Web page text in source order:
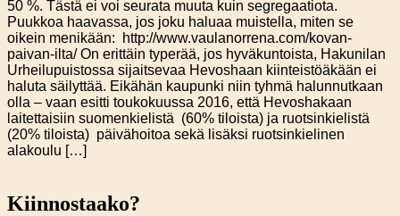
50 %. Tästä ei voi seurata muuta kuin segregaatiota.
Puukkoa haavassa, jos joku haluaa muistella, miten se
oikein menikään: http://www.vaulanorrena.com/kovan-
paivan-ilta/ On erittäin typerää, jos hyväkuntoista, Hakunilan
Urheilupuistossa sijaitsevaa Hevoshaan kiinteistöäkään ei
haluta säilyttää. Eikähän kaupunki niin tyhmä halunnutkaan
olla – vaan esitti toukokuussa 2016, että Hevoshakaan
laitettaisiin suomenkielistä (60% tiloista) ja ruotsinkielistä
(20% tiloista) päivähoitoa sekä lisäksi ruotsinkielinen
alakoulu […]
Kiinnostaako?